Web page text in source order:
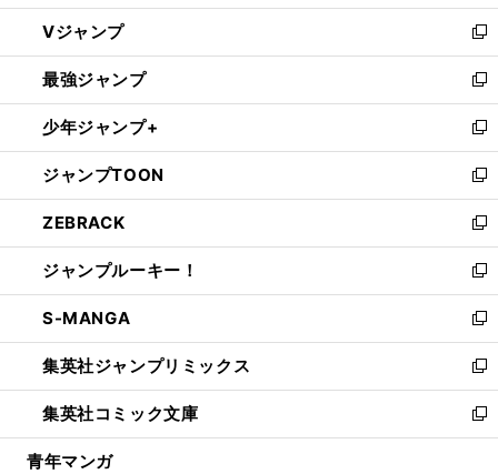
ウ
ィ
ン
ド
ウ
で
開
く
し
い
ウ
ィ
ン
ド
ウ
で
開
く
Vジャンプ
新
し
い
ウ
ィ
ン
ド
ウ
で
開
く
最強ジャンプ
新
し
い
ウ
ィ
ン
ド
ウ
で
開
く
少年ジャンプ+
新
し
い
ウ
ィ
ン
ド
ウ
で
開
く
ジャンプTOON
新
し
い
ウ
ィ
ン
ド
ウ
で
開
く
ZEBRACK
新
し
い
ウ
ィ
ン
ド
ウ
で
開
ジャンプルーキー！
新
し
い
ウ
ィ
ン
ド
ウ
S-MANGA
新
し
い
ウ
ィ
ン
集英社ジャンプリミックス
新
し
い
ウ
集英社コミック文庫
新
し
青年マンガ